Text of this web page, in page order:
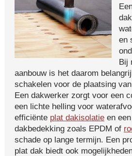
en
Bij
aanbouw is het daarom
schakelen voor de plaatsing
Een dakwerker zorgt voor een
een lichte helling voor
efficiënte plat dakisolatie en
dakbedekking zoals EPDM of
schade op lange termijn. Een
plat dak biedt ook